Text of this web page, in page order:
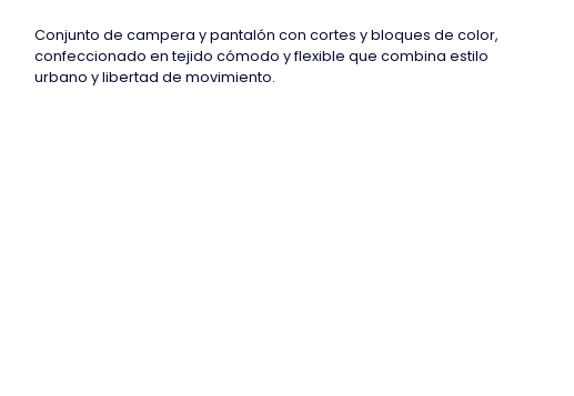
Conjunto de campera y pantalón con cortes y bloques de color,
confeccionado en tejido cómodo y flexible que combina estilo
urbano y libertad de movimiento.